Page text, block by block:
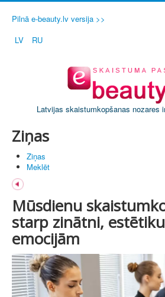
Pilnā e-beauty.lv versija >>
LV
RU
Latvijas skaistumkopšanas nozares
Ziņas
Ziņas
Meklēt
Mūsdienu
starp zinātni,
emocijām